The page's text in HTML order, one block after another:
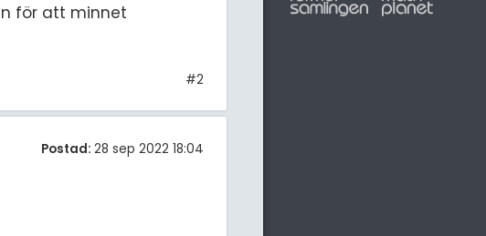
för att minnet
#2
Postad: 28 sep 2022 18:04